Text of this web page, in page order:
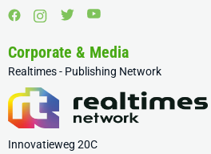
Corporate & Media
Realtimes - Publishing Network
Innovatieweg 20C